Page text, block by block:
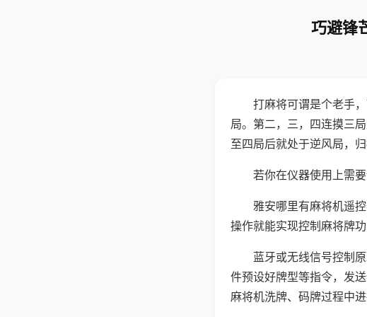
巧避锋
打麻将可谓是个老手
局。第二，三，四连摸三
至四局后就处于逆风局，归
若你在仪器使用上需
雅安哪里有麻将机遥
操作就能实现控制麻将牌功
蓝牙或无线信号控制
件预设好牌型等指令，发
麻将机洗牌、码牌过程中